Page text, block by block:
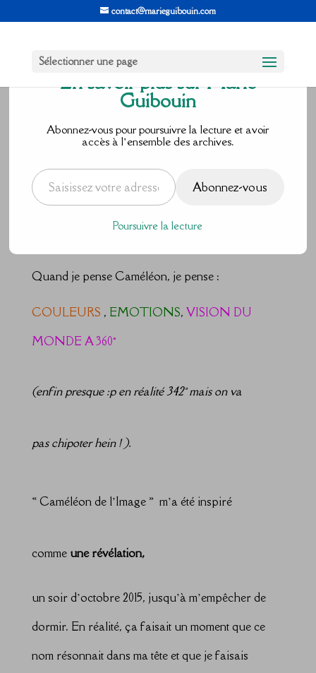
contact@marieguibouin.com
Sélectionner une page
La naissance
du caméléon
Marie Guibouin Avr 22, 2016 |0 commentaires
Quand je pense Caméléon, je pense :
COULEURS , EMOTIONS, VISION DU
MONDE A 360°
(enfin presque :p en réalité 342° mais on va
pas chipoter hein ! ).
« Caméléon de l’Image » m’a été inspiré
commeune révélation,
un soir d’octobre 2015, jusqu’à m’empêcher de
dormir. En réalité, ça faisait un moment que ce
nom résonnait dans ma tête et que je faisais
En savoir plus sur Marie
Guibouin
Abonnez-vous pour poursuivre la lecture et avoir
accès à l’ensemble des archives.
Saisissez votre adresse e-mail…
Abonnez-vous
Poursuivre la lecture